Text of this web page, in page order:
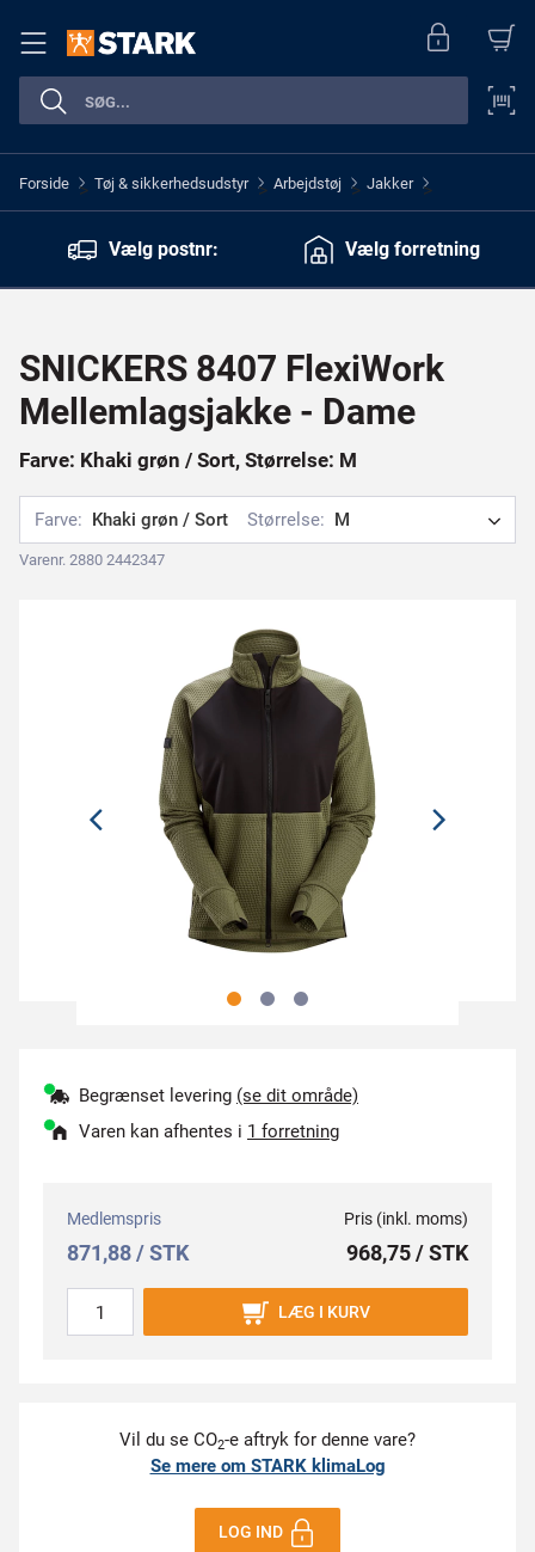
Forside > Tøj & sikkerhedsudstyr > Arbejdstøj > Jakker >
Vælg postnr: Vælg forretning
SNICKERS 8407 FlexiWork
Mellemlagsjakke - Dame
Farve: Khaki grøn / Sort, Størrelse: M
Farve: Khaki grøn / Sort Størrelse: M
Varenr. 2880 2442347
Begrænset levering (se dit område)
Varen kan afhentes i 1 forretning
Medlemspris
871,88 / STK
Pris (inkl. moms)
968,75 / STK
LÆG I KURV
Vil du se CO2-e aftryk for denne vare?
Se mere om STARK klimaLog
LOG IND